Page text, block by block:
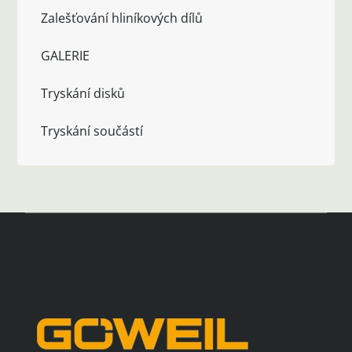
Zalešťování hliníkových dílů
GALERIE
Tryskání disků
Tryskání součástí